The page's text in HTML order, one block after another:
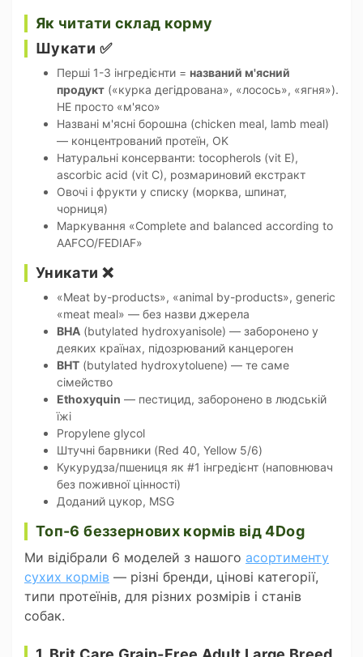
Як читати склад корму
Шукати ✅
Перші 1-3 інгредієнти = названий м'ясний
продукт («курка дегідрована», «лосось», «ягня»).
НЕ просто «м'ясо»
Названі м'ясні борошна (chicken meal, lamb meal)
— концентрований протеїн, OK
Натуральні консерванти: tocopherols (vit E),
ascorbic acid (vit C), розмариновий екстракт
Овочі і фрукти у списку (морква, шпинат,
чорниця)
Маркування «Complete and balanced according to
AAFCO/FEDIAF»
Уникати ❌
«Meat by-products», «animal by-products», generic
«meat meal» — без назви джерела
BHA (butylated hydroxyanisole) — заборонено у
деяких країнах, підозрюваний канцероген
BHT (butylated hydroxytoluene) — те саме
сімейство
Ethoxyquin — пестицид, заборонено в людській
їжі
Propylene glycol
Штучні барвники (Red 40, Yellow 5/6)
Кукурудза/пшениця як #1 інгредієнт (наповнювач
без поживної цінності)
Доданий цукор, MSG
Топ-6 беззернових кормів від 4Dog
Ми відібрали 6 моделей з нашого асортименту
сухих кормів — різні бренди, цінові категорії,
типи протеїнів, для різних розмірів і станів
собак.